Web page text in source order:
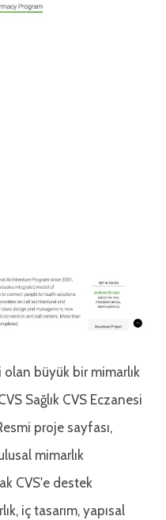
olan büyük bir mimarlık
Sağlık CVS Eczanesi
proje sayfası,
mimarlık
CVS'e destek
iç tasarım, yapısal